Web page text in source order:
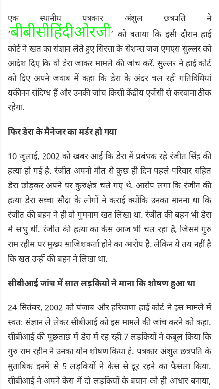
एक स्थानीय पत्रकार अंशुल छत्रपति ने
‘बीबीसीहिंदीओरजी’ को बताया कि इसी दौरान हाई
कोर्ट ने खत का संज्ञान लेते हुए सिरसा के सेशन्स जज एमएस सुल्लर को
आदेश दिए कि वो डेरा जाकर मामले की जांच करें. सुल्लर ने हाई कोर्ट
को दिए अपने जवाब में कहा कि डेरा के अंदर चल रही गतिविधियां
यकीनन संदिग्ध हैं और उनकी जांच किसी केंद्रीय एजेंसी से करवाना ठीक
रहेगा.
फिर डेरा के मैनेजर का मर्डर हो गया
10 जुलाई, 2002 को खबर आई कि डेरा में प्रबंधक रहे रंजीत सिंह की
हत्या हो गई है. रंजीत अपनी मौत से कुछ ही दिन पहले परिवार सहित
डेरा छोड़कर अपने घर कुरुक्षेत्र चले गए थे. आरोप लगा कि रंजीत की
हत्या डेरा सच्चा सौदा के लोगों ने कराई क्योंकि उनका मानना था कि
रंजीत की बहन ने ही वो गुमनाम खत लिखा था. रंजीत की बहन भी डेरा
में साधु थीं. रंजीत की हत्या का केस आज भी चल रहा है, जिसमें गुरु
राम रहीम पर मुख्य साजिशकर्ता होने का आरोप है. लेकिन ये तय नहीं है
कि खत उन्हीं की बहन ने लिखा था.
सीबीआई जांच में सात लड़कियों ने माना कि शोषण हुआ था
24 सितंबर, 2002 को पंजाब और हरियाणा हाई कोर्ट ने इस मामले में
स्वतः संज्ञान ले लेकर सीबीआई को इस मामले की जांच करने को कहा.
सीबीआई की पूछताछ में डेरा में रह रही 7 लड़कियों ने कबूल किया कि
गुरु राम रहीम ने उनका यौन शोषण किया है. पत्रकार अंशुल छत्रपति के
मुताबिक इनमें से 5 लड़कियों ने केस से दूर रहने का फैसला किया.
सीबीआई ने अपने केस में दो लड़कियों के बयान को ही आधार बनाया,